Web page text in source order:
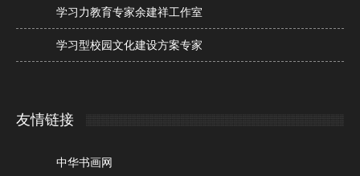
学习力教育专家余建祥工作室
学习型校园文化建设方案专家
友情链接
中华书画网